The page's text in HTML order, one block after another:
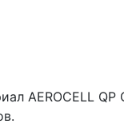
AEROCELL QP